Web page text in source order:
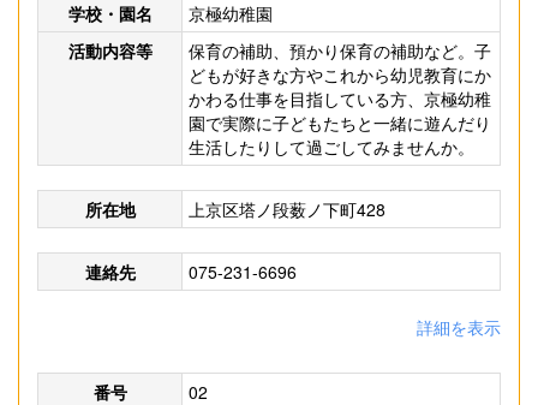
学校・園名
京極幼稚園
活動内容等
保育の補助、預かり保育の補助など。子
どもが好きな方やこれから幼児教育にか
かわる仕事を目指している方、京極幼稚
園で実際に子どもたちと一緒に遊んだり
生活したりして過ごしてみませんか。
所在地 上京区塔ノ段薮ノ下町428
連絡先 075-231-6696
詳細を表示
番号
02